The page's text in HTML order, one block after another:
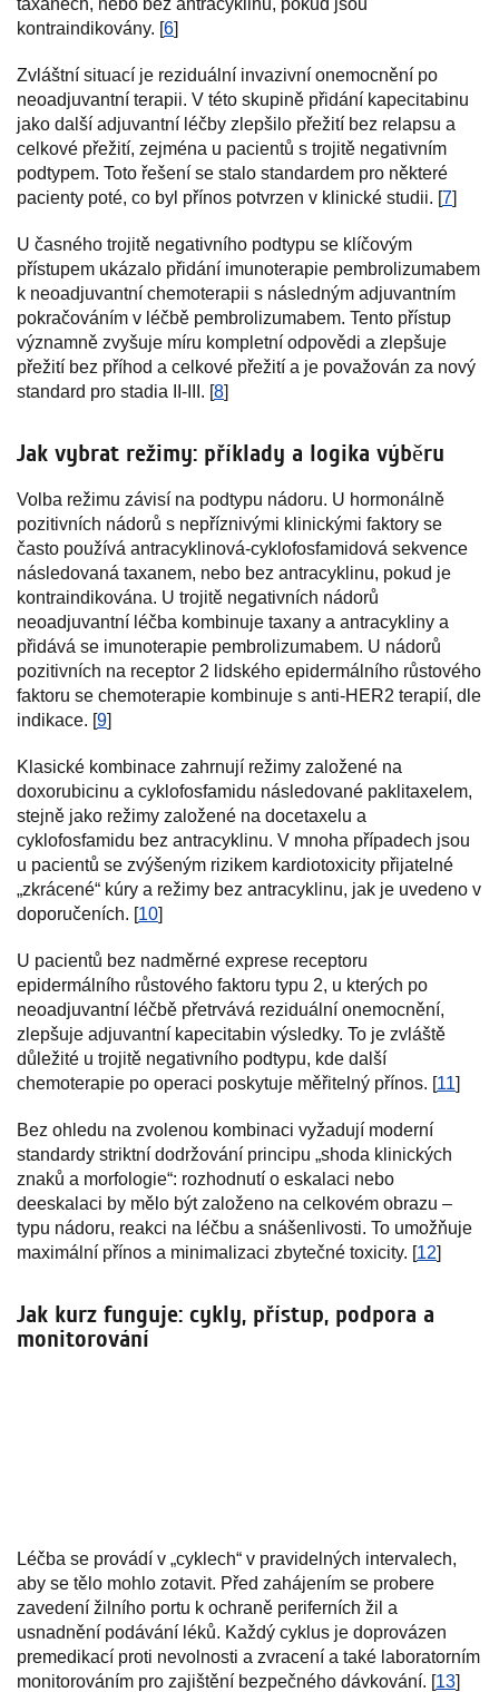
taxanech, nebo bez antracyklinů, pokud jsou
kontraindikovány. [6]
Zvláštní situací je reziduální invazivní onemocnění po
neoadjuvantní terapii. V této skupině přidání kapecitabinu
jako další adjuvantní léčby zlepšilo přežití bez relapsu a
celkové přežití, zejména u pacientů s trojitě negativním
podtypem. Toto řešení se stalo standardem pro některé
pacienty poté, co byl přínos potvrzen v klinické studii. [7]
U časného trojitě negativního podtypu se klíčovým
přístupem ukázalo přidání imunoterapie pembrolizumabem
k neoadjuvantní chemoterapii s následným adjuvantním
pokračováním v léčbě pembrolizumabem. Tento přístup
významně zvyšuje míru kompletní odpovědi a zlepšuje
přežití bez příhod a celkové přežití a je považován za nový
standard pro stadia II-III. [8]
Jak vybrat režimy: příklady a logika výběru
Volba režimu závisí na podtypu nádoru. U hormonálně
pozitivních nádorů s nepříznivými klinickými faktory se
často používá antracyklinová-cyklofosfamidová sekvence
následovaná taxanem, nebo bez antracyklinu, pokud je
kontraindikována. U trojitě negativních nádorů
neoadjuvantní léčba kombinuje taxany a antracykliny a
přidává se imunoterapie pembrolizumabem. U nádorů
pozitivních na receptor 2 lidského epidermálního růstového
faktoru se chemoterapie kombinuje s anti-HER2 terapií, dle
indikace. [9]
Klasické kombinace zahrnují režimy založené na
doxorubicinu a cyklofosfamidu následované paklitaxelem,
stejně jako režimy založené na docetaxelu a
cyklofosfamidu bez antracyklinu. V mnoha případech jsou
u pacientů se zvýšeným rizikem kardiotoxicity přijatelné
„zkrácené“ kúry a režimy bez antracyklinu, jak je uvedeno v
doporučeních. [10]
U pacientů bez nadměrné exprese receptoru
epidermálního růstového faktoru typu 2, u kterých po
neoadjuvantní léčbě přetrvává reziduální onemocnění,
zlepšuje adjuvantní kapecitabin výsledky. To je zvláště
důležité u trojitě negativního podtypu, kde další
chemoterapie po operaci poskytuje měřitelný přínos. [11]
Bez ohledu na zvolenou kombinaci vyžadují moderní
standardy striktní dodržování principu „shoda klinických
znaků a morfologie“: rozhodnutí o eskalaci nebo
deeskalaci by mělo být založeno na celkovém obrazu –
typu nádoru, reakci na léčbu a snášenlivosti. To umožňuje
maximální přínos a minimalizaci zbytečné toxicity. [12]
Jak kurz funguje: cykly, přístup, podpora a
monitorování
Léčba se provádí v „cyklech“ v pravidelných intervalech,
aby se tělo mohlo zotavit. Před zahájením se probere
zavedení žilního portu k ochraně periferních žil a
usnadnění podávání léků. Každý cyklus je doprovázen
premedikací proti nevolnosti a zvracení a také laboratorním
monitorováním pro zajištění bezpečného dávkování. [13]